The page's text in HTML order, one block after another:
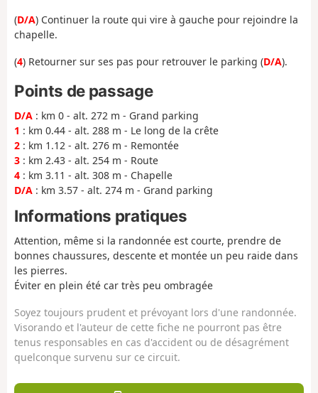
(D/A) Continuer la route qui vire à gauche pour rejoindre la
chapelle.
(4) Retourner sur ses pas pour retrouver le parking (D/A).
Points de passage
D/A : km 0 - alt. 272 m - Grand parking
1 : km 0.44 - alt. 288 m - Le long de la crête
2 : km 1.12 - alt. 276 m - Remontée
3 : km 2.43 - alt. 254 m - Route
4 : km 3.11 - alt. 308 m - Chapelle
D/A : km 3.57 - alt. 274 m - Grand parking
Informations pratiques
Attention, même si la randonnée est courte, prendre de
bonnes chaussures, descente et montée un peu raide dans
les pierres.
Éviter en plein été car très peu ombragée
Soyez toujours prudent et prévoyant lors d'une randonnée.
Visorando et l'auteur de cette fiche ne pourront pas être
tenus responsables en cas d'accident ou de désagrément
quelconque survenu sur ce circuit.